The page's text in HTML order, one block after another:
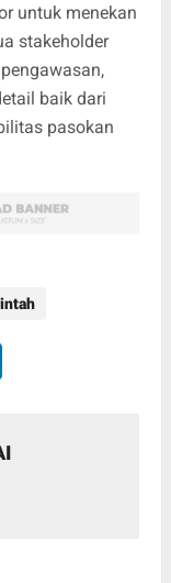
untuk menekan
stakeholder
baik dari
pasokan